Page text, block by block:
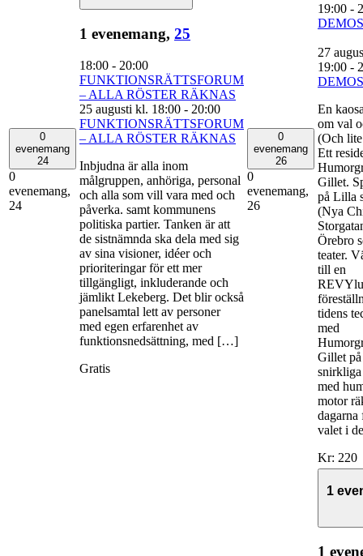
0
evenemang
24
0
evenemang,
24
1 evenemang, 25
18:00 - 20:00
FUNKTIONSRÄTTSFORUM
– ALLA RÖSTER RÄKNAS
25 augusti kl. 18:00 - 20:00
FUNKTIONSRÄTTSFORUM
– ALLA RÖSTER RÄKNAS
Inbjudna är alla inom
målgruppen, anhöriga, personal
och alla som vill vara med och
påverka. samt kommunens
politiska partier. Tanken är att
de sistnämnda ska dela med sig
av sina visioner, idéer och
prioriteringar för ett mer
tillgängligt, inkluderande och
jämlikt Lekeberg. Det blir också
panelsamtal lett av personer
med egen erfarenhet av
funktionsnedsättning, med […]
Gratis
0
evenemang
26
0
evenemang,
26
19:00 -
27
19:00 -
En
om val
(Och
Ett
Gillet.
på Lilla
(Nya
Örebro
teater.
till en
tidens
med
Gillet på
med
motor
valet i
Kr: 220
1
1